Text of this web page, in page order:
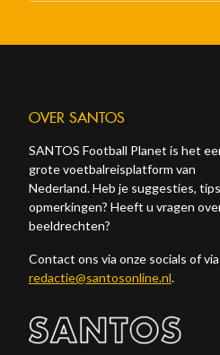
OVER SANTOS
SANTOS Football Planet is het
grote voetbalreisplatform van
Nederland. Heb je suggesties,
opmerkingen? Heeft u vragen
beeldrechten?
Contact ons via onze socials of via
redactie@santosonline.nl.